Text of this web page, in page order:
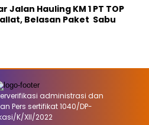
Hauling KM 1 PT TOP
Belasan Paket Sabu
administrasi dan
Pers sertifikat 1040/DP-
K/XII/2022